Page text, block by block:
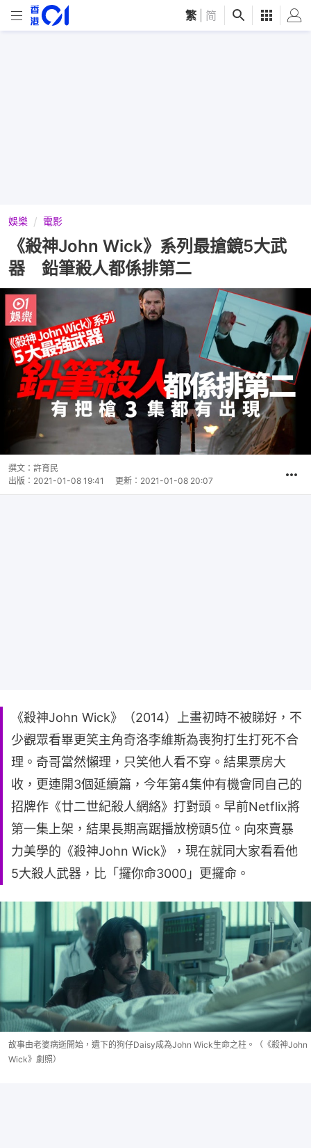
繁 简
娛樂 電影
《殺神John Wick》系列最搶鏡5大武
器 鉛筆殺人都係排第二
撰文： 許育民
出版： 2021-01-08 19:41 更新： 2021-01-08 20:07
《殺神John Wick》（2014）上畫初時不被睇好，不
少觀眾看畢更笑主角奇洛李維斯為喪狗打生打死不合
理。奇哥當然懶理，只笑他人看不穿。結果票房大
收，更連開3個延續篇，今年第4集仲有機會同自己的
招牌作《廿二世紀殺人網絡》打對頭。早前Netflix將
第一集上架，結果長期高踞播放榜頭5位。向來賣暴
力美學的《殺神John Wick》，現在就同大家看看他
5大殺人武器，比「攞你命3000」更攞命。
故事由老婆病逝開始，遺下的狗仔Daisy成為John Wick生命之柱。（《殺神John
Wick》劇照）